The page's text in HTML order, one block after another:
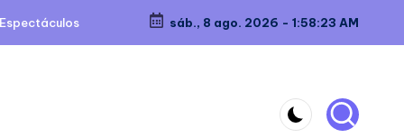
Espectáculos sáb., 8 ago. 2026 - 1:58:24 AM